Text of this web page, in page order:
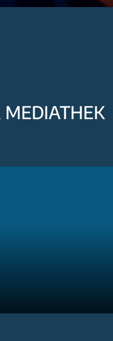
MEDIATHEK